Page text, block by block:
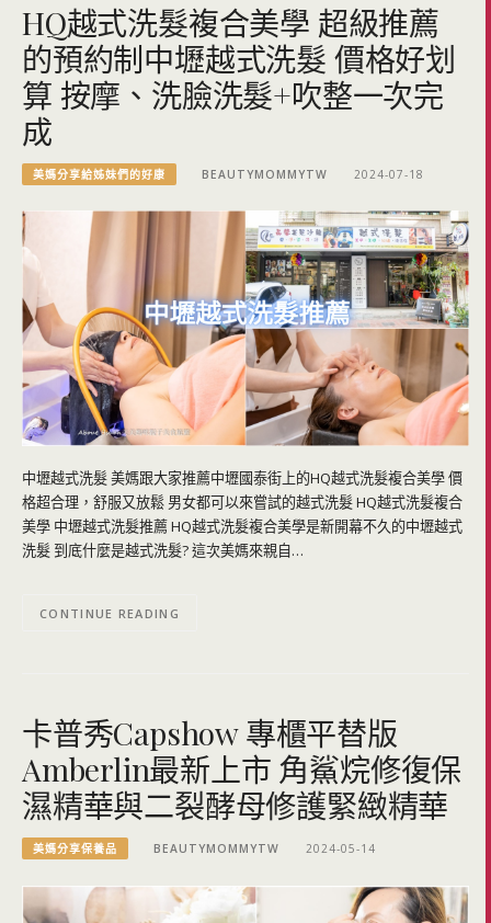
HQ越式洗髮複合美學 超級推薦
的預約制中壢越式洗髮 價格好划
算 按摩、洗臉洗髮+吹整一次完
成
美媽分享給姊妹們的好康 BEAUTYMOMMYTW 2024-07-18
中壢越式洗髮 美媽跟大家推薦中壢國泰街上的HQ越式洗髮複合美學 價
格超合理，舒服又放鬆 男女都可以來嘗試的越式洗髮 HQ越式洗髮複合
美學 中壢越式洗髮推薦 HQ越式洗髮複合美學是新開幕不久的中壢越式
洗髮 到底什麼是越式洗髮? 這次美媽來親自…
CONTINUE READING
卡普秀Capshow 專櫃平替版
Amberlin最新上市 角鯊烷修復保
濕精華與二裂酵母修護緊緻精華
美媽分享保養品 BEAUTYMOMMYTW 2024-05-14